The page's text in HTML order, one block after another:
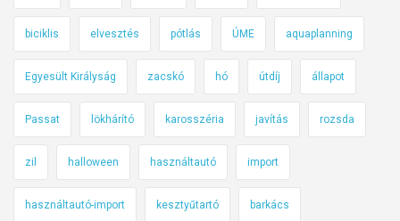
biciklis elvesztés pótlás ÚME aquaplanning
Egyesült Királyság zacskó hó útdíj állapot
Passat lökhárító karosszéria javítás rozsda
zil halloween használtautó import
használtautó-import kesztyűtartó barkács